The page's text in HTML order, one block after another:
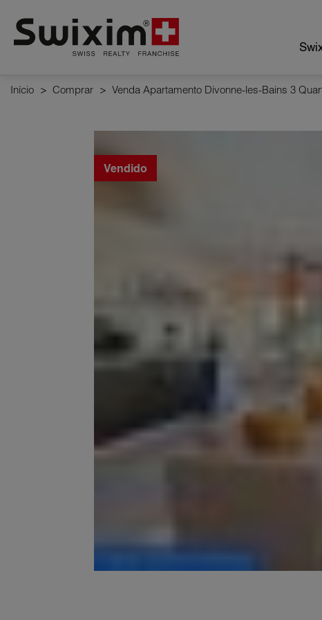
Início > Comprar > Venda Apartamento Divonne-les-Bains 3
Vendido